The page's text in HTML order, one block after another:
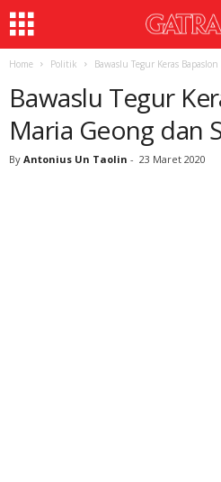
Home Politik Bawaslu Tegur Keras
Bawaslu Tegur
Maria Geong dan
By Antonius Un Taolin - 23 Maret 2020